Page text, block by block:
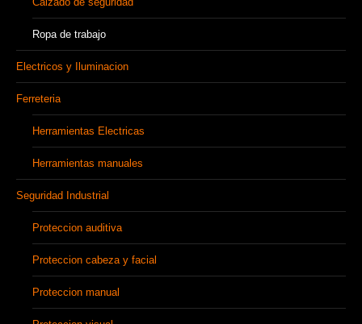
Ropa de trabajo
Electricos y Iluminacion
Ferreteria
Herramientas Electricas
Herramientas manuales
Seguridad Industrial
Proteccion auditiva
Proteccion cabeza y facial
Proteccion manual